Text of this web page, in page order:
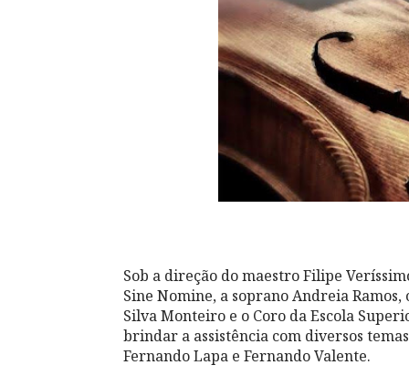
Sob a direção do maestro Filipe
Sine Nomine, a soprano Andreia Ramos,
Silva Monteiro e o Coro da Escola
brindar a assistência com diversos
Fernando Lapa e Fernando Valente.